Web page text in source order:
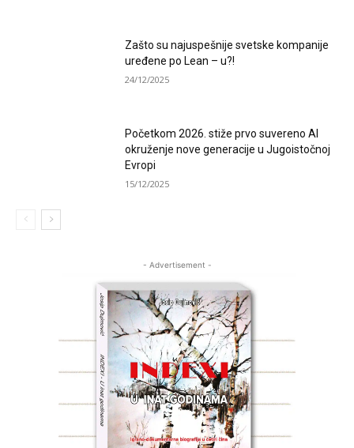
Zašto su najuspešnije svetske kompanije
uređene po Lean – u?!
24/12/2025
Početkom 2026. stiže prvo suvereno AI
okruženje nove generacije u Jugoistočnoj
Evropi
15/12/2025
- Advertisement -